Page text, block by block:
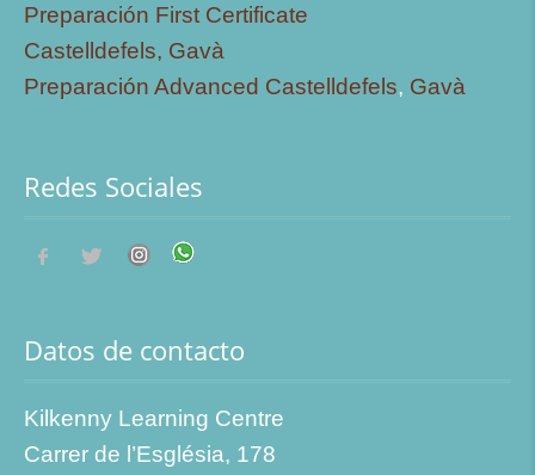
Preparación First Certificate
Castelldefels, Gavà
Preparación Advanced Castelldefels, Gavà
Redes Sociales
Datos de contacto
Kilkenny Learning Centre
Carrer de l’Església, 178